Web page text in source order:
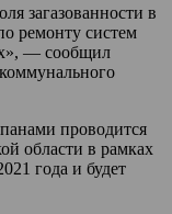
загазованности в
ремонту систем
— сообщил
проводится
области в рамках
года и будет